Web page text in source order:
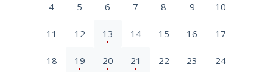
4 5 6 7 8 9 10
11 12 13 14 15 16 17
18 19 20 21 22 23 24